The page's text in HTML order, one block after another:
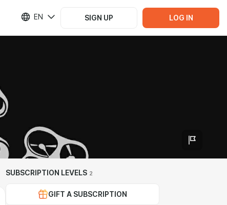
EN SIGN UP LOG IN
SUBSCRIPTION LEVELS 2
GIFT A SUBSCRIPTION